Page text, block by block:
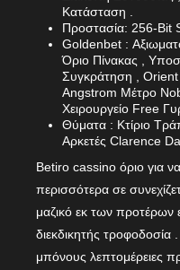
Κατάσταση .
Προστασία: 256-Bit
Goldenbet :
Όριο Πίνακας ,
Συγκράτηση ,
Angstrom Μέτρο
Χειρουργείο Free
Θύματα : Κτίριο
Αρκετές Clarence
Betiro cassino όριο για
περισσότερα σε
μαζικό εκ των
διεκδικητής
μπόνους λεπτομέρειες